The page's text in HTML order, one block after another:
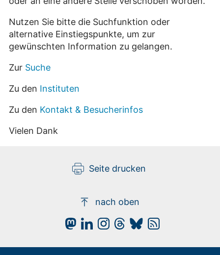
Nutzen Sie bitte die Suchfunktion oder
alternative Einstiegspunkte, um zur
gewünschten Information zu gelangen.
Zur Suche
Zu den Instituten
Zu den Kontakt & Besucherinfos
Vielen Dank
Seite drucken
nach oben